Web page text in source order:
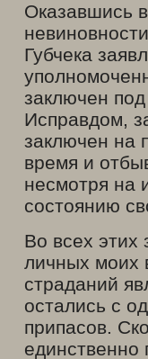
Оказавшись
Губчека
заключен
Исправдом,
заключен на
время и
несмотря на
состоянию
Во всех этих
личных моих
страданий
остались с
припасов.
единственно